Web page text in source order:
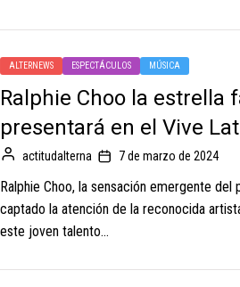
ALTERNEWS ESPECTÁCULOS MÚSICA
Ralphie Choo la estrella
presentará en el Vive
actitudalterna 7 de marzo de 2024
Ralphie Choo, la sensación emergente del
captado la atención de la reconocida
este joven talento...